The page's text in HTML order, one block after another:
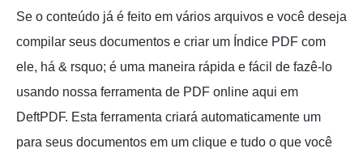
Se o conteúdo já é feito em vários arquivos e você deseja
compilar seus documentos e criar um Índice PDF com
ele, há & rsquo; é uma maneira rápida e fácil de fazê-lo
usando nossa ferramenta de PDF online aqui em
DeftPDF. Esta ferramenta criará automaticamente um
para seus documentos em um clique e tudo o que você